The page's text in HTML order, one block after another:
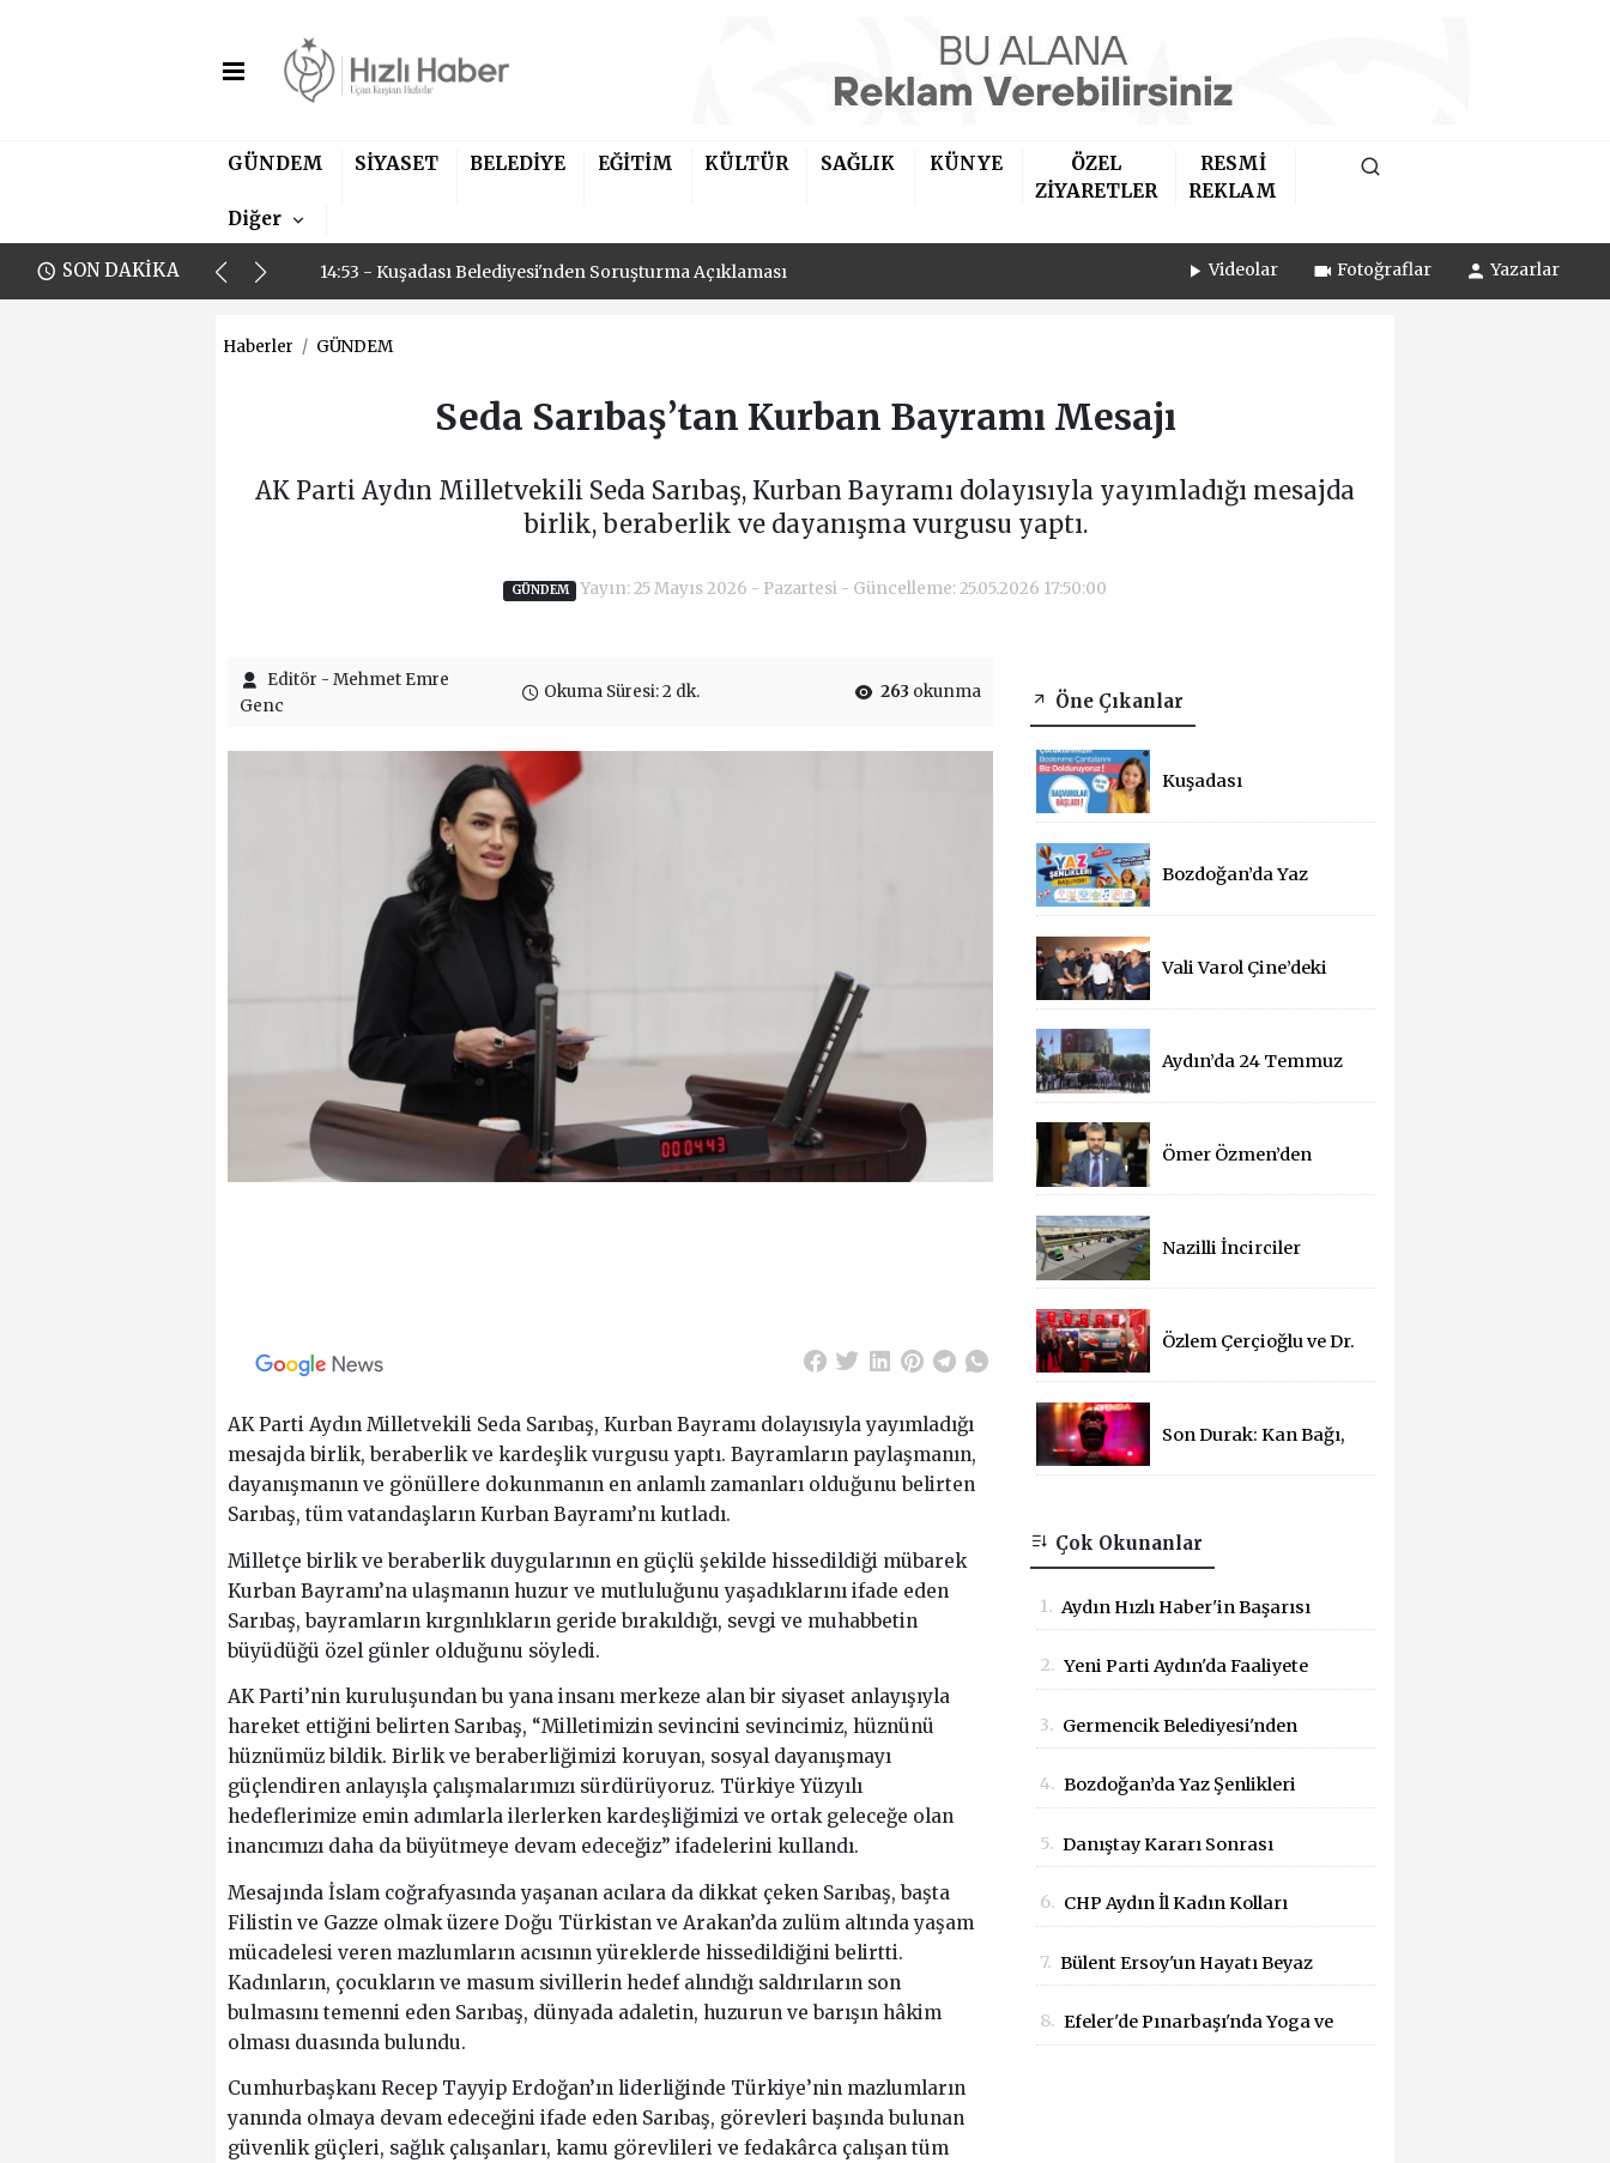
GÜNDEM SİYASET BELEDİYE EĞİTİM KÜLTÜR SAĞLIK KÜNYE
ÖZEL
ZİYARETLER
RESMİ
REKLAM
Diğer
SON DAKİKA
11:00 - Aydın Fenerbahçeliler Derneği'nin Yeni Başkanı İbrahim Kaya Oldu
11:00 - Aydın Fenerbahçeliler Derneği'nin Yeni Başkanı İbrahim Kaya Oldu Videolar Fotoğraflar Yazarlar
Haberler GÜNDEM
Seda Sarıbaş’tan Kurban Bayramı Mesajı
AK Parti Aydın Milletvekili Seda Sarıbaş, Kurban Bayramı dolayısıyla yayımladığı mesajda
birlik, beraberlik ve dayanışma vurgusu yaptı.
GÜNDEM Yayın: 25 Mayıs 2026 - Pazartesi - Güncelleme: 25.05.2026 17:50:00
Editör - Mehmet Emre
Genc
Okuma Süresi: 2 dk. 263 okunma
AK Parti Aydın Milletvekili Seda Sarıbaş, Kurban Bayramı dolayısıyla yayımladığı
mesajda birlik, beraberlik ve kardeşlik vurgusu yaptı. Bayramların paylaşmanın,
dayanışmanın ve gönüllere dokunmanın en anlamlı zamanları olduğunu belirten
Sarıbaş, tüm vatandaşların Kurban Bayramı’nı kutladı.
Milletçe birlik ve beraberlik duygularının en güçlü şekilde hissedildiği mübarek
Kurban Bayramı’na ulaşmanın huzur ve mutluluğunu yaşadıklarını ifade eden
Sarıbaş, bayramların kırgınlıkların geride bırakıldığı, sevgi ve muhabbetin
büyüdüğü özel günler olduğunu söyledi.
AK Parti’nin kuruluşundan bu yana insanı merkeze alan bir siyaset anlayışıyla
hareket ettiğini belirten Sarıbaş, “Milletimizin sevincini sevincimiz, hüznünü
hüznümüz bildik. Birlik ve beraberliğimizi koruyan, sosyal dayanışmayı
güçlendiren anlayışla çalışmalarımızı sürdürüyoruz. Türkiye Yüzyılı
hedeflerimize emin adımlarla ilerlerken kardeşliğimizi ve ortak geleceğe olan
inancımızı daha da büyütmeye devam edeceğiz” ifadelerini kullandı.
Mesajında İslam coğrafyasında yaşanan acılara da dikkat çeken Sarıbaş, başta
Filistin ve Gazze olmak üzere Doğu Türkistan ve Arakan’da zulüm altında yaşam
mücadelesi veren mazlumların acısının yüreklerde hissedildiğini belirtti.
Kadınların, çocukların ve masum sivillerin hedef alındığı saldırıların son
bulmasını temenni eden Sarıbaş, dünyada adaletin, huzurun ve barışın hâkim
olması duasında bulundu.
Cumhurbaşkanı Recep Tayyip Erdoğan’ın liderliğinde Türkiye’nin mazlumların
yanında olmaya devam edeceğini ifade eden Sarıbaş, görevleri başında bulunan
güvenlik güçleri, sağlık çalışanları, kamu görevlileri ve fedakârca çalışan tüm
Öne Çıkanlar
Kuşadası
Eğitim Yılında
Destek
Bozdoğan’da Yaz
Mahallede Çocuklar
Vali Varol Çine’deki
Yerinde İnceledi
Aydın’da 24 Temmuz
Kutlandı
Ömer Özmen’den
Nazilli İncirciler
İhale Süreci Başladı
Özlem Çerçioğlu ve Dr.
Temmuz Çadırına
Son Durak: Kan Bağı,
Sinemalarda!
Çok Okunanlar
1. Aydın Hızlı Haber'in Başarısı
2. Yeni Parti Aydın'da Faaliyete
3. Germencik Belediyesi'nden
Düzenlemesi
4. Bozdoğan’da Yaz Şenlikleri
Eğlenceyle Buluşacak
5. Danıştay Kararı Sonrası
Kararlarına Uyun" Çağrısı
6. CHP Aydın İl Kadın Kolları
7. Bülent Ersoy'un Hayatı Beyaz
8. Efeler'de Pınarbaşı'nda Yoga ve